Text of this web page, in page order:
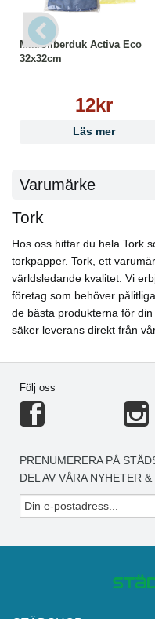
Mikrofiberduk Activa Eco
32x32cm
12kr
Läs mer
Varumärke
Tork
Hos oss hittar du hela Tork
torkpapper. Tork, ett
världsledande kvalitet. Vi
företag som behöver
de bästa produkterna för
säker leverans direkt från
Följ oss
PRENUMERERA PÅ
DEL AV VÅRA NYHETER &